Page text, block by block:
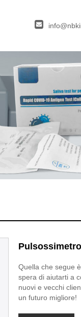
Quella che segue
spera di aiutarti a
nuovi e vecchi
un futuro migliore!